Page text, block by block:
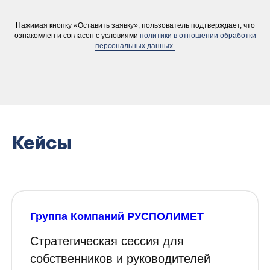
Нажимая кнопку «Оставить заявку», пользователь подтверждает, что
ознакомлен и согласен с условиями политики в отношении обработки
персональных данных.
Кейсы
Группа Компаний РУСПОЛИМЕТ
Стратегическая сессия для
собственников и руководителей